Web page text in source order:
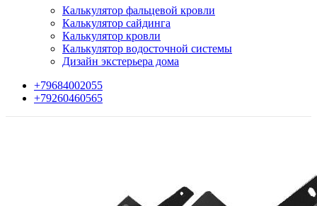
Калькулятор фальцевой кровли
Калькулятор сайдинга
Калькулятор кровли
Калькулятор водосточной системы
Дизайн экстерьера дома
+79684002055
+79260460565